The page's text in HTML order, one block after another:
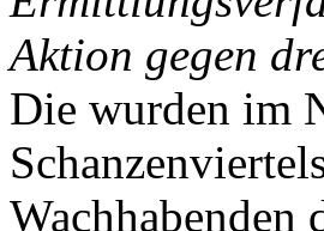
Aktion gegen
Die wurden im
Wachhabenden